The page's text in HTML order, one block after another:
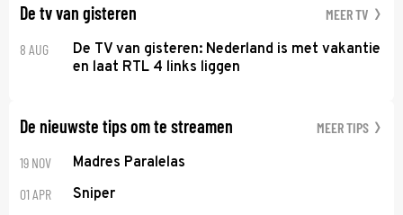
De tv van gisteren MEER TV
8 AUG
De TV van gisteren: Nederland is met vakantie
en laat RTL 4 links liggen
De nieuwste tips om te streamen MEER TIPS
19 NOV Madres Paralelas
01 APR Sniper